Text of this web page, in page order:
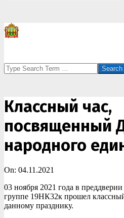
Search
Классный час,
посвященный
народного
On: 04.11.2021
03 ноября 2021 года в
группе 19НК32к прошел
данному празднику.